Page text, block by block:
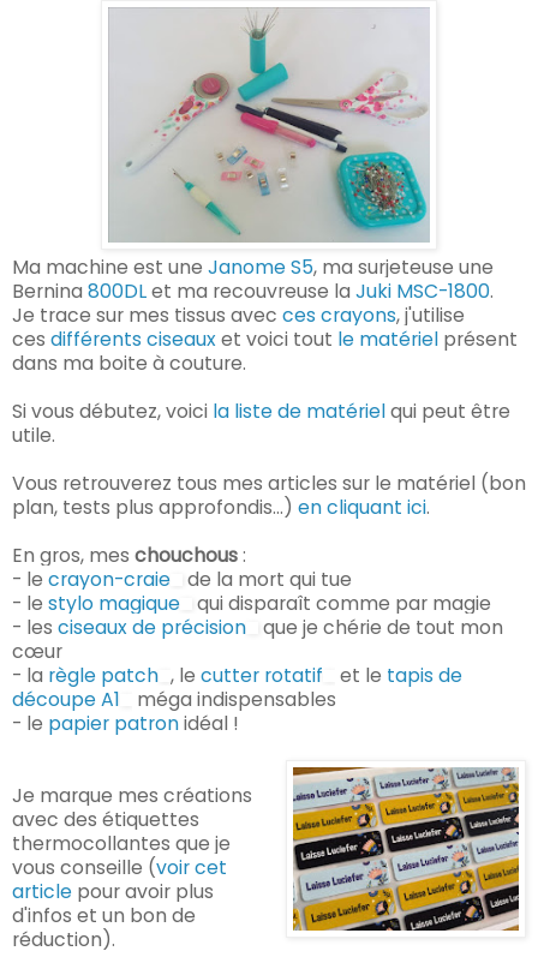
Ma machine est une Janome S5, ma surjeteuse une
Bernina 800DLet ma recouvreuse la Juki MSC-1800.
Je trace sur mes tissus avec ces crayons, j'utilise
ces différents ciseauxet voici tout le matériel présent
dans ma boite à couture.
Si vous débutez, voici la liste de matérielqui peut être
utile.
Vous retrouverez tous mes articles sur le matériel (bon
plan, tests plus approfondis...) en cliquant ici.
En gros, mes chouchous:
- le crayon-craie
de la mort qui tue
- le stylo magique
qui disparaît comme par magie
- les ciseaux de précision
que je chérie de tout mon
cœur
- la règle patch , le cutter rotatif et le tapis de
découpe A1
méga indispensables
- le papier patronidéal !
Je marque mes créations
avec des étiquettes
thermocollantes que je
vous conseille (voir cet
article pour avoir plus
d'infos et un bon de
réduction).